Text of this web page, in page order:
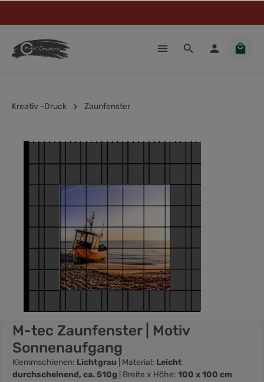
Kreativ -Druck Zaunfenster
M-tec Zaunfenster | Motiv
Sonnenaufgang
Klemmschienen: Lichtgrau | Material: Leicht
durchscheinend, ca. 510g
| Breite x Höhe: 100 x 100 cm